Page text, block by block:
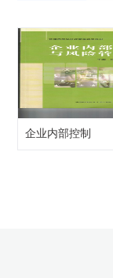
企业内部控制